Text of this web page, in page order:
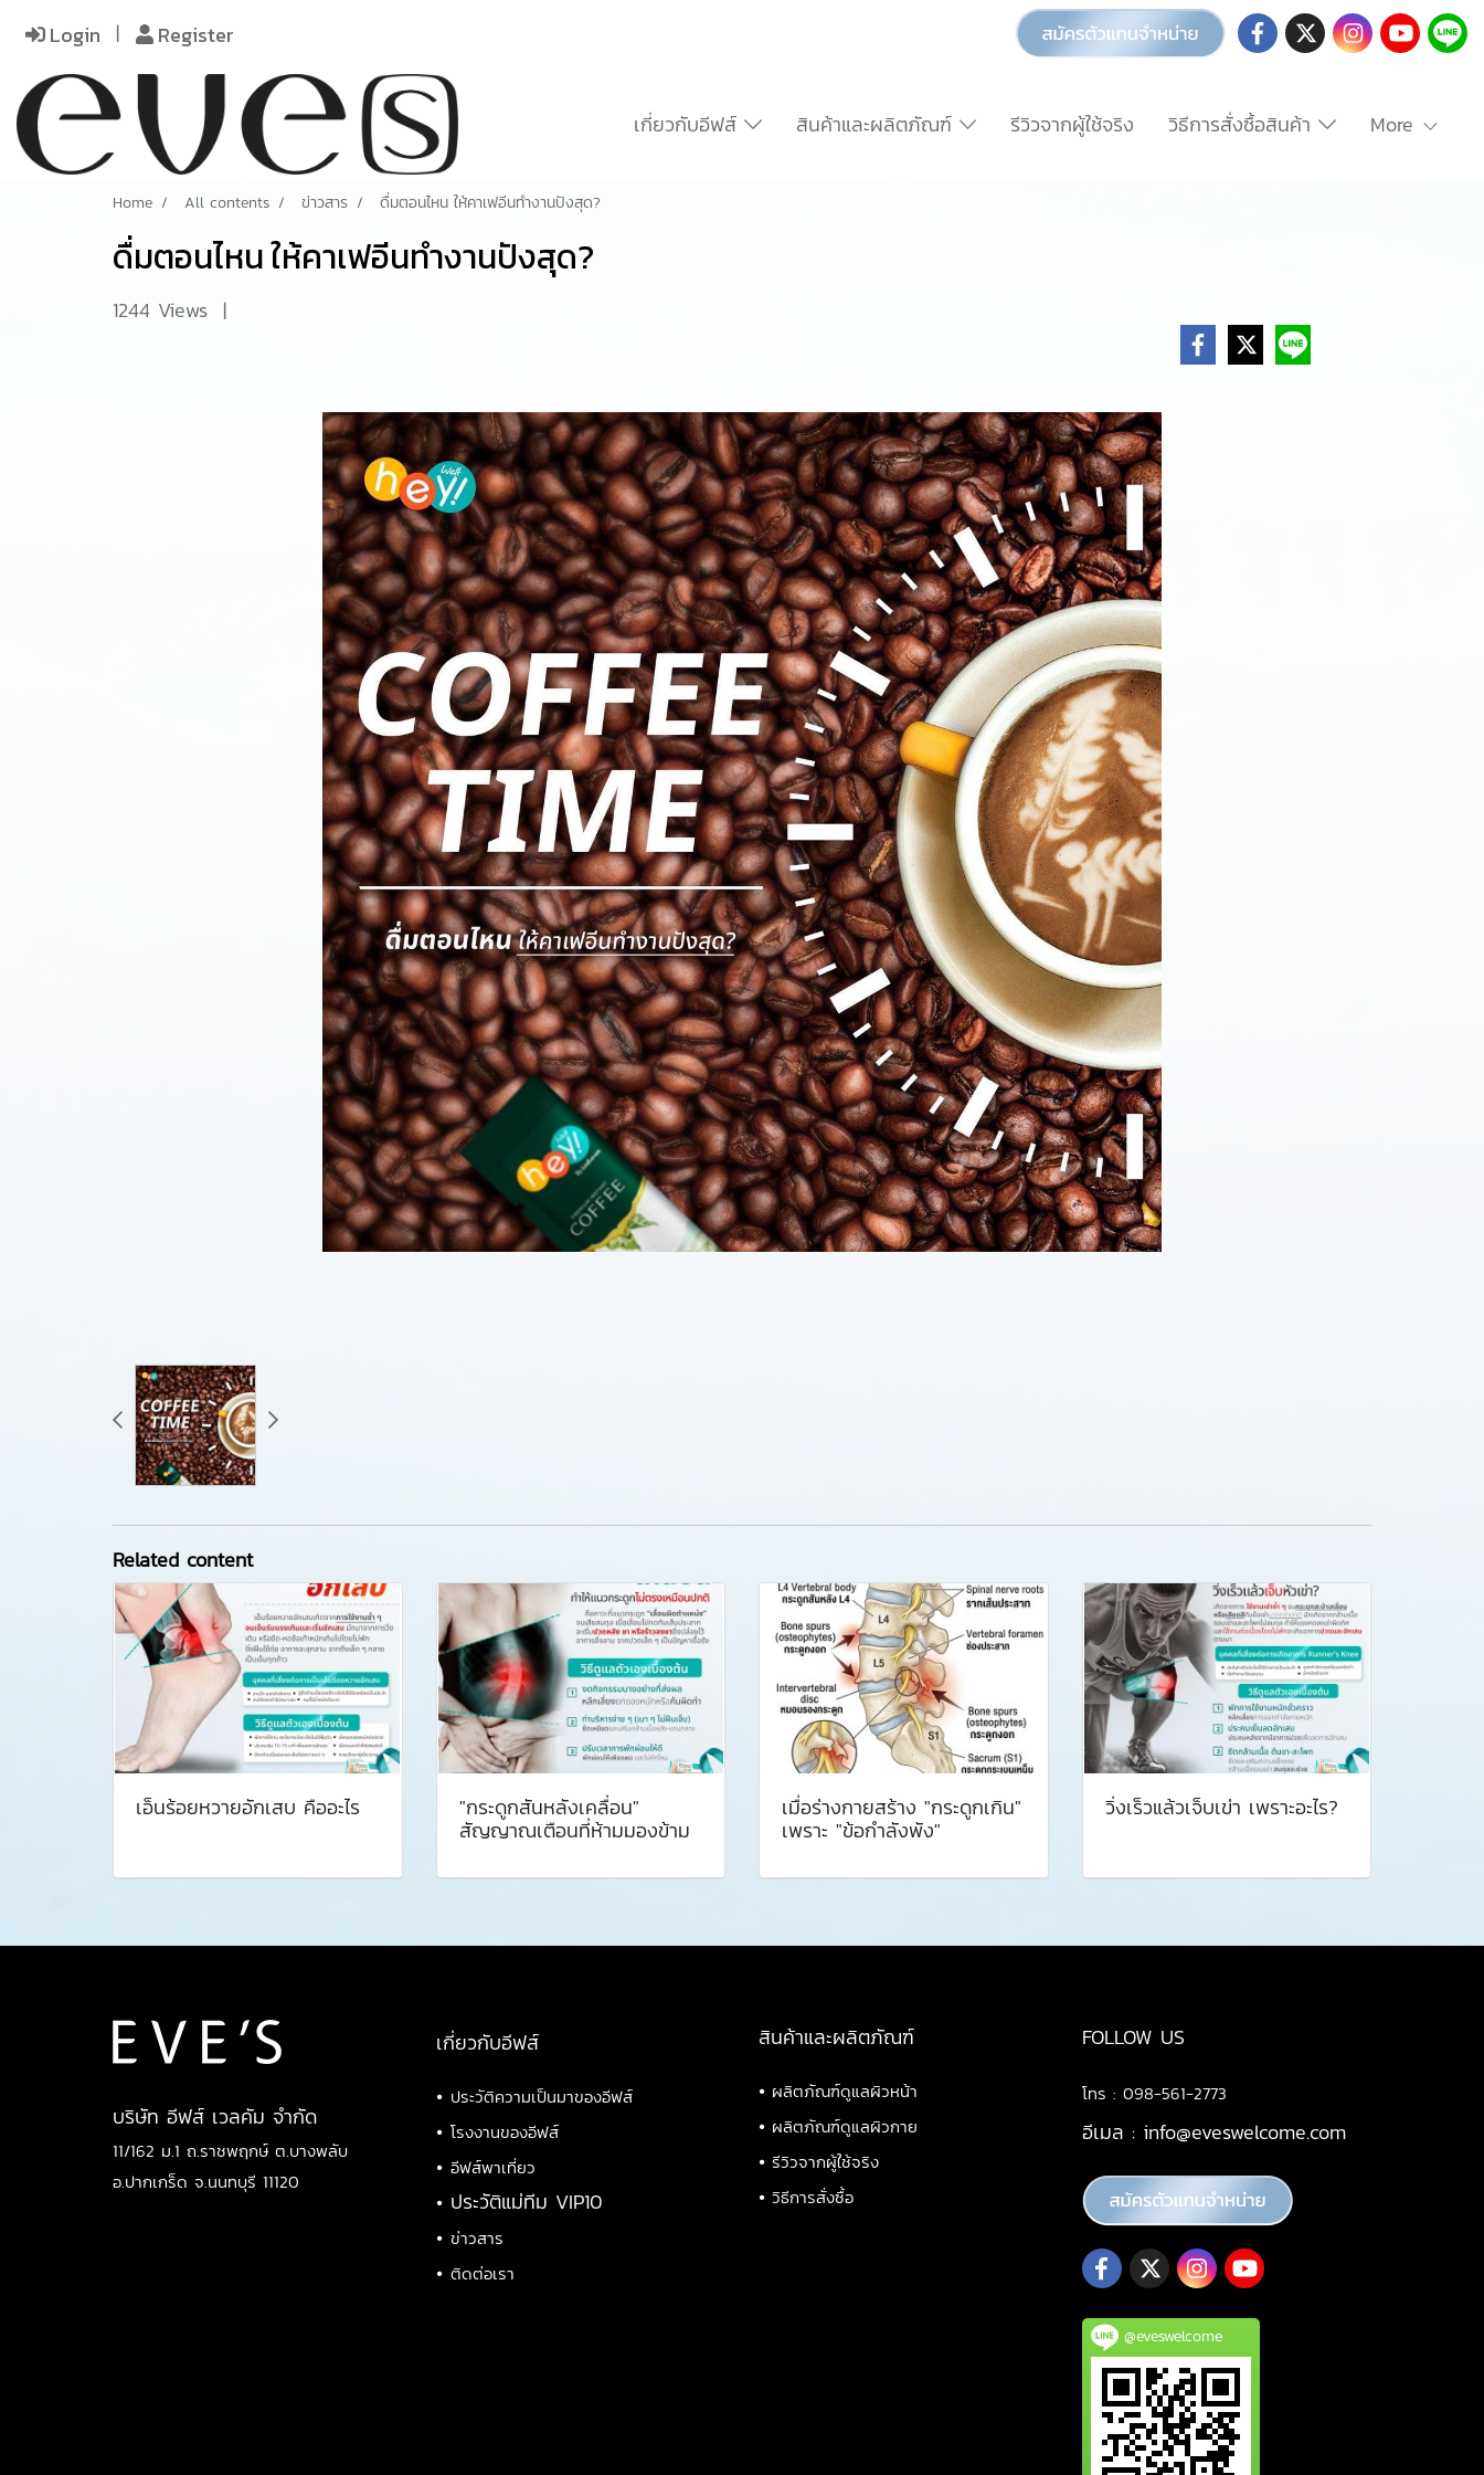
Login Register
เกี่ยวกับอีฟส์ สินค้าและผลิตภัณฑ์ รีวิวจากผู้ใช้จริง วิธีการสั่งซื้อสินค้า More
Home All contents ข่าวสาร ดื่มตอนไหน ให้คาเฟอีนทำงานปังสุด?
ดื่มตอนไหน ให้คาเฟอีนทำงานปังสุด?
1244 Views |
Related content
เอ็นร้อยหวายอักเสบ คืออะไร ️ "กระดูกสันหลังเคลื่อน"
สัญญาณเตือนที่ห้ามมองข้าม
เมื่อร่างกายสร้าง "กระดูกเกิน"
เพราะ "ข้อกำลังพัง"
วิ่งเร็วแล้วเจ็บเข่า เพราะอะไร?
บริษัท อีฟส์ เวลคัม จำกัด
11/162 ม.1 ถ.ราชพฤกษ์ ต.บางพลับ
อ.ปากเกร็ด จ.นนทบุรี 11120
เกี่ยวกับอีฟส์
• ประวัติความเป็นมาของอีฟส์
• โรงงานของอีฟส์
• อีฟส์พาเที่ยว
• ประวัติแม่ทีม VIP10
• ข่าวสาร
• ติดต่อเรา
สินค้าและผลิตภัณฑ์
• ผลิตภัณฑ์ดูแลผิวหน้า
• ผลิตภัณฑ์ดูแลผิวกาย
• รีวิวจากผู้ใช้จริง
• วิธีการสั่งซื้อ
FOLLOW US
โทร : 098-561-2773
อีเมล : info@eveswelcome.com
@eveswelcome